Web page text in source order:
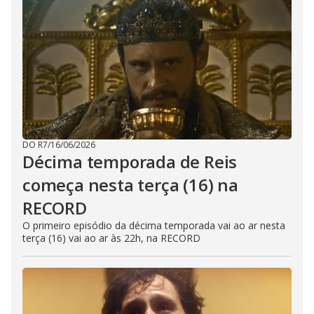
DO R7/16/06/2026
Décima temporada de Reis
começa nesta terça (16) na
RECORD
O primeiro episódio da décima temporada vai ao ar nesta
terça (16) vai ao ar às 22h, na RECORD